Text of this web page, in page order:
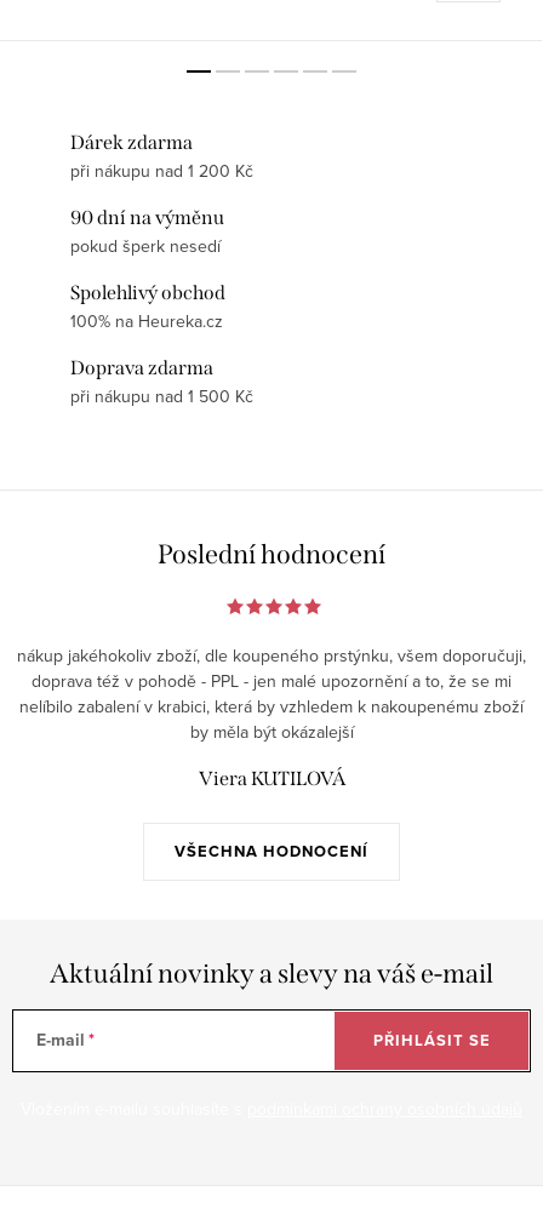
Dárek zdarma
při nákupu nad 1 200 Kč
90 dní na výměnu
pokud šperk nesedí
Spolehlivý obchod
100% na Heureka.cz
Doprava zdarma
při nákupu nad 1 500 Kč
Poslední hodnocení
VŠECHNA HODNOCENÍ
nákup jakéhokoliv zboží, dle koupeného prstýnku, všem doporučuji,
doprava též v pohodě - PPL - jen malé upozornění a to, že se mi
nelíbilo zabalení v krabici, která by vzhledem k nakoupenému zboží
by měla být okázalejší
Viera KUTILOVÁ
Aktuální novinky a slevy na váš e-mail
E-mail PŘIHLÁSIT SE